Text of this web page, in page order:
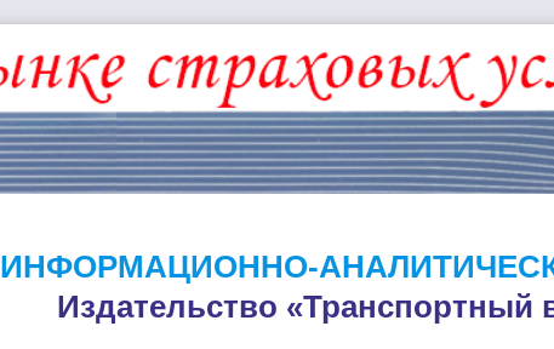
ИНФОРМАЦИОННО-
Издательство «Транспортный